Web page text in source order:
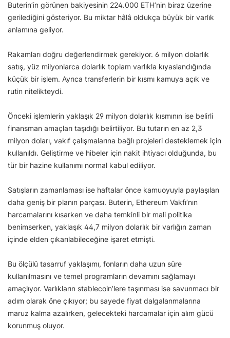
Buterin’in görünen bakiyesinin 224.000 ETH’nin biraz üzerine
gerilediğini gösteriyor. Bu miktar hâlâ oldukça büyük bir varlık
anlamına geliyor.
Rakamları doğru değerlendirmek gerekiyor. 6 milyon dolarlık
satış, yüz milyonlarca dolarlık toplam varlıkla kıyaslandığında
küçük bir işlem. Ayrıca transferlerin bir kısmı kamuya açık ve
rutin nitelikteydi.
Önceki işlemlerin yaklaşık 29 milyon dolarlık kısmının ise belirli
finansman amaçları taşıdığı belirtiliyor. Bu tutarın en az 2,3
milyon doları, vakıf çalışmalarına bağlı projeleri desteklemek için
kullanıldı. Geliştirme ve hibeler için nakit ihtiyacı olduğunda, bu
tür bir hazine kullanımı normal kabul ediliyor.
Satışların zamanlaması ise haftalar önce kamuoyuyla paylaşılan
daha geniş bir planın parçası. Buterin, Ethereum Vakfı’nın
harcamalarını kısarken ve daha temkinli bir mali politika
benimserken, yaklaşık 44,7 milyon dolarlık bir varlığın zaman
içinde elden çıkarılabileceğine işaret etmişti.
Bu ölçülü tasarruf yaklaşımı, fonların daha uzun süre
kullanılmasını ve temel programların devamını sağlamayı
amaçlıyor. Varlıkların stablecoin’lere taşınması ise savunmacı bir
adım olarak öne çıkıyor; bu sayede fiyat dalgalanmalarına
maruz kalma azalırken, gelecekteki harcamalar için alım gücü
korunmuş oluyor.